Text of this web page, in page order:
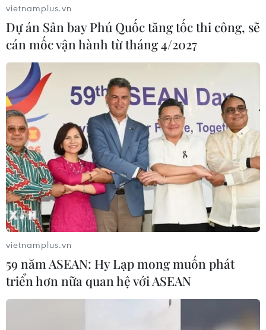
vietnamplus.vn
Dự án Sân bay Phú Quốc tăng tốc thi công, sẽ
cán mốc vận hành từ tháng 4/2027
vietnamplus.vn
59 năm ASEAN: Hy Lạp mong muốn phát
triển hơn nữa quan hệ với ASEAN